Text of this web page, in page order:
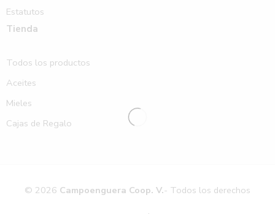
Estatutos
Tienda
Todos los productos
Aceites
Mieles
Cajas de Regalo
© 2026 Campoenguera Coop. V.- Todos los derechos